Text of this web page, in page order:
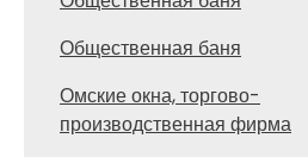
Общественная баня
Омские окна, торгово-
производственная фирма